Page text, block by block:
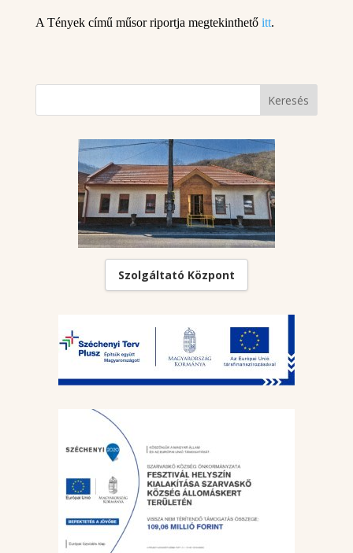
A Tények című műsor riportja megtekinthető itt.
Szolgáltató Központ